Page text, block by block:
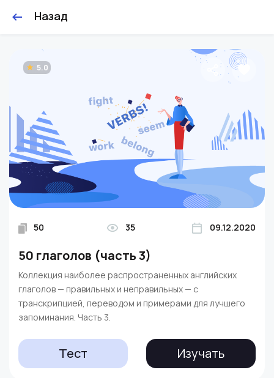
Назад
5.0
50 35 09.12.2020
50 глаголов (часть 3)
Коллекция наиболее распространенных английских
глаголов — правильных и неправильных — с
транскрипцией, переводом и примерами для лучшего
запоминания. Часть 3.
Тест Изучать